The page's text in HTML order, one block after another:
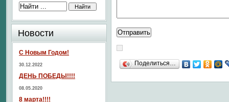
Поделиться…
Новости
С Новым Годом!
30.12.2022
ДЕНЬ ПОБЕДЫ!!!!
08.05.2020
8 марта!!!!